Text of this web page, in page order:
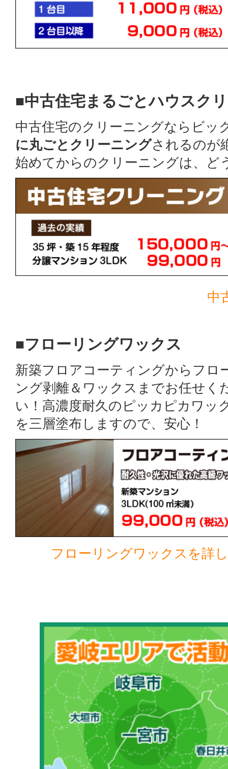
■中古住宅まるごとハウスク
中古住宅のクリーニングならビッ
に丸ごとクリーニングされるのが
始めてからのクリーニングは、ど
中
■フローリングワックス
新築フロアコーティングからフロ
ング剥離＆ワックスまでお任せく
い！高濃度耐久のピッカピカワッ
を三層塗布しますので、安心！
フローリングワックスを詳